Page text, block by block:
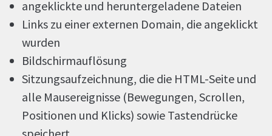
angeklickte und heruntergeladene Dateien
Links zu einer externen Domain, die angeklickt
wurden
Bildschirmauflösung
Sitzungsaufzeichnung, die die HTML-Seite und
alle Mausereignisse (Bewegungen, Scrollen,
Positionen und Klicks) sowie Tastendrücke